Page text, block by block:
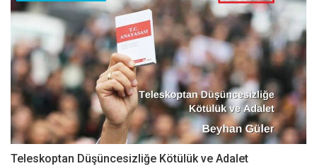
Teleskoptan Düşüncesizliğe Kötülük ve Adalet